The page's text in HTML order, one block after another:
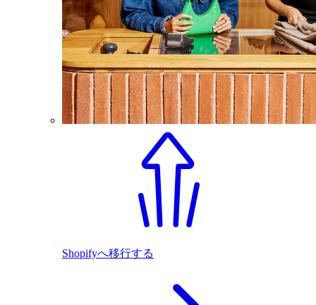
Shopifyへ移行する